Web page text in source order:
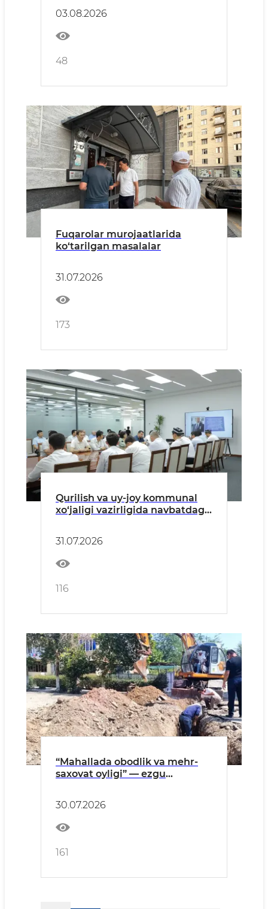
03.08.2026
48
Fuqarolar murojaatlarida
ko‘tarilgan masalalar
31.07.2026
173
Qurilish va uy-joy kommunal
xo‘jaligi vazirligida navbatdagi
31.07.2026
116
“Mahallada obodlik va mehr-
saxovat oyligi” — ezgu
30.07.2026
161